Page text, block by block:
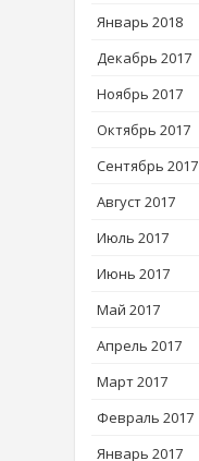
Январь 2018
Декабрь 2017
Ноябрь 2017
Октябрь 2017
Сентябрь 2017
Август 2017
Июль 2017
Июнь 2017
Май 2017
Апрель 2017
Март 2017
Февраль 2017
Январь 2017